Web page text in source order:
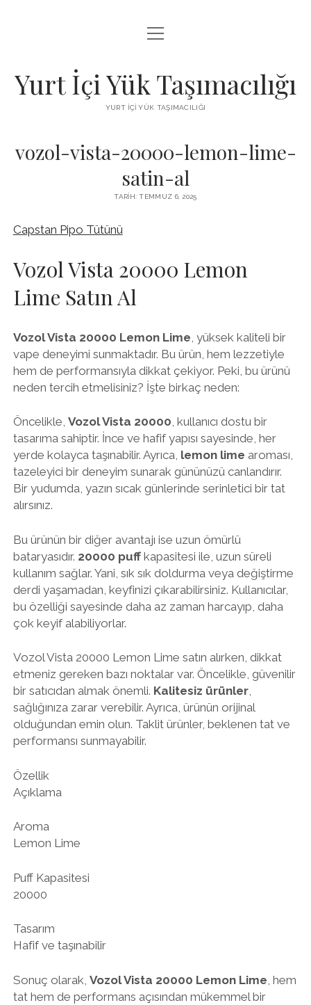
BEDAVA FACEBOOK BEĞENI KAZANMA
FACEBOOK SAYFA BEĞENDIRME HILESI İNDIR
menüyü
aç
Yurt İçi Yük Taşımacılığı
YURT İÇI YÜK TAŞIMACILIĞI
vozol-vista-20000-lemon-lime-
satin-al
TARIH: TEMMUZ 6, 2025
Capstan Pipo Tütünü
Vozol Vista 20000 Lemon
Lime Satın Al
Vozol Vista 20000 Lemon Lime , yüksek kaliteli bir
vape deneyimi sunmaktadır. Bu ürün, hem lezzetiyle
hem de performansıyla dikkat çekiyor. Peki, bu ürünü
neden tercih etmelisiniz? İşte birkaç neden:
Öncelikle, Vozol Vista 20000, kullanıcı dostu bir
tasarıma sahiptir. İnce ve hafif yapısı sayesinde, her
yerde kolayca taşınabilir. Ayrıca, lemon lime aroması,
tazeleyici bir deneyim sunarak gününüzü canlandırır.
Bir yudumda, yazın sıcak günlerinde serinletici bir tat
alırsınız.
Bu ürünün bir diğer avantajı ise uzun ömürlü
bataryasıdır. 20000 puffkapasitesi ile, uzun süreli
kullanım sağlar. Yani, sık sık doldurma veya değiştirme
derdi yaşamadan, keyfinizi çıkarabilirsiniz. Kullanıcılar,
bu özelliği sayesinde daha az zaman harcayıp, daha
çok keyif alabiliyorlar.
Vozol Vista 20000 Lemon Lime satın alırken, dikkat
etmeniz gereken bazı noktalar var. Öncelikle, güvenilir
bir satıcıdan almak önemli. Kalitesiz ürünler,
sağlığınıza zarar verebilir. Ayrıca, ürünün orijinal
olduğundan emin olun. Taklit ürünler, beklenen tat ve
performansı sunmayabilir.
Özellik
Açıklama
Aroma
Lemon Lime
Puff Kapasitesi
20000
Tasarım
Hafif ve taşınabilir
Sonuç olarak, Vozol Vista 20000 Lemon Lime , hem
tat hem de performans açısından mükemmel bir